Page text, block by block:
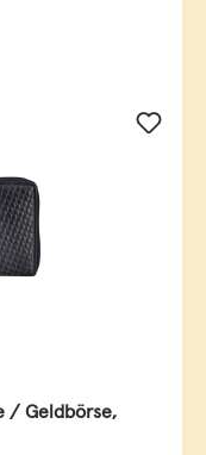
/ Geldbörse,